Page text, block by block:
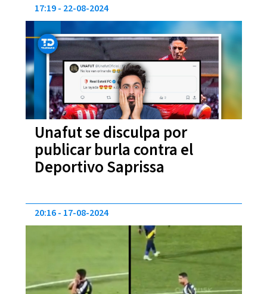
Unafut se disculpa por
publicar burla contra el
Deportivo Saprissa
17:19 22-08-2024
20:16 17-08-2024